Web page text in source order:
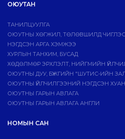
ОЮУТАН
ТАНИЛЦУУЛГА
ОЮУТНЫ ХӨГЖИЛ, ТӨЛӨВШИЛД
НЭГДСЭН АРГА ХЭМЖЭЭ
ХУРЛЫН ТАНХИМ, БУСАД
ХӨДӨЛМӨР ЭРХЛЭЛТ, НИЙГМИЙН
ОЮУТНЫ ДУУ, БҮЖГИЙН "ШУТИС-ИЙН
ОЮУТНЫ ҮЙЛЧИЛГЭЭНИЙ НЭГДСЭН
ОЮУТНЫ ГАРЫН АВЛАГА
ОЮУТНЫ ГАРЫН АВЛАГА АНГЛИ
НОМЫН САН